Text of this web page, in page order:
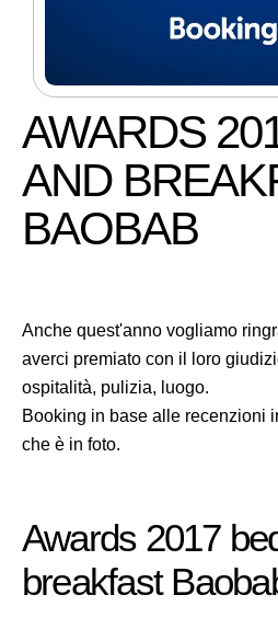
AWARDS
AND
BAOBAB
Anche quest'anno vogliamo
averci premiato con il loro
ospitalità, pulizia, luogo.
Booking in base alle recenzioni
che è in foto.
Awards 2017
breakfast